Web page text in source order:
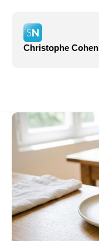
Christophe Cohen